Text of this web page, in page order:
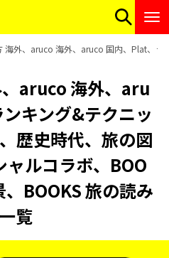
海外、aruco 海外、aruco 国内、Plat、ラ
aruco 海外、aru
キング&テクニッ
歴史時代、旅の図
ャルコラボ、BOO
BOOKS 旅の読み
覧